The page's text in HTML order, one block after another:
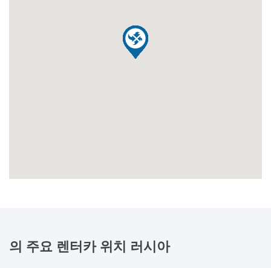
의 주요 렌터카 위치 러시아